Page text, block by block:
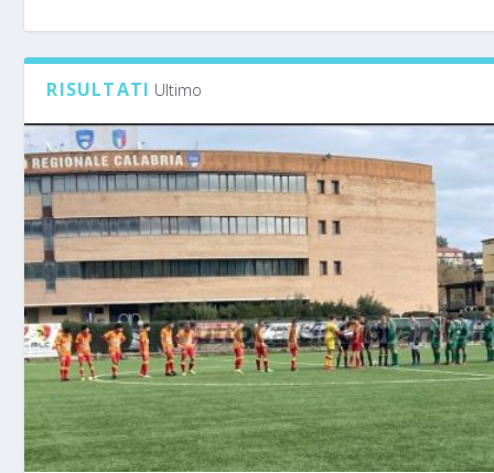
RISULTATI Ultimo